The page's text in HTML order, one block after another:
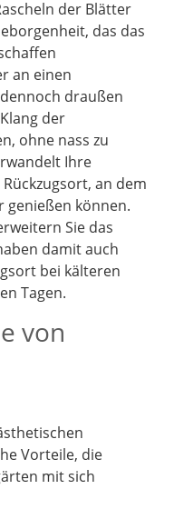
der Blätter
das das
an einen
draußen
der
ohne nass zu
Ihre
an dem
genießen können.
Sie das
damit auch
bei kälteren
Tagen.
von
Vorteile, die
mit sich